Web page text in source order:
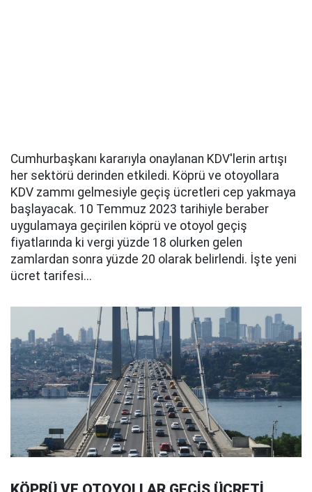
Cumhurbaşkanı kararıyla onaylanan KDV'lerin artışı
her sektörü derinden etkiledi. Köprü ve otoyollara
KDV zammı gelmesiyle geçiş ücretleri cep yakmaya
başlayacak. 10 Temmuz 2023 tarihiyle beraber
uygulamaya geçirilen köprü ve otoyol geçiş
fiyatlarında ki vergi yüzde 18 olurken gelen
zamlardan sonra yüzde 20 olarak belirlendi. İşte yeni
ücret tarifesi...